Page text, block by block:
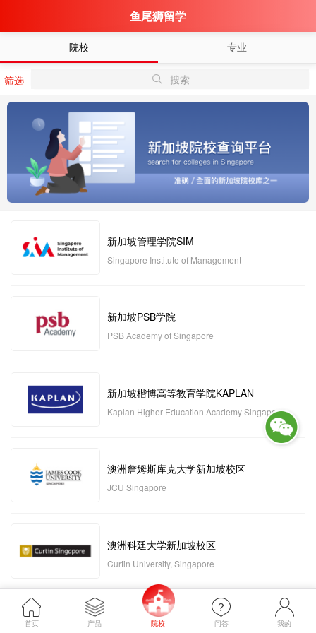
鱼尾狮留学
院校 专业
筛选 搜索
新加坡管理学院SIM
Singapore Institute of Management
新加坡PSB学院
PSB Academy of Singapore
新加坡楷博高等教育学院KAPLAN
Kaplan Higher Education Academy Singapore
澳洲詹姆斯库克大学新加坡校区
JCU Singapore
澳洲科廷大学新加坡校区
Curtin University, Singapore
新加坡管理发展学院MDIS
首页 产品 院校 问答 我的